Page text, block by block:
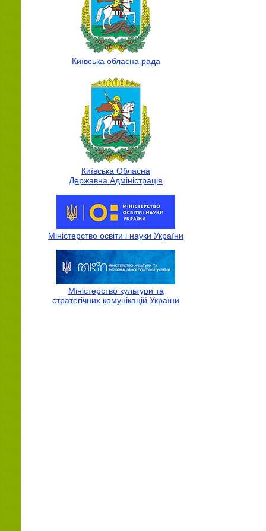
Київська обласна рада
Київська Обласна
Державна Адмiнiстрацiя
Міністерство освіти і науки України
Міністерство культури та
стратегічних комунікацій України